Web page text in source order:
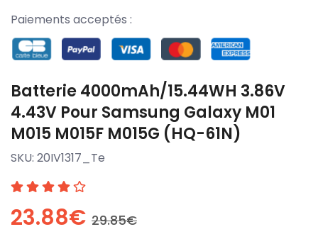
Paiements acceptés :
Batterie 4000mAh/15.44WH 3.86V
4.43V Pour Samsung Galaxy M01
M015 M015F M015G (HQ-61N)
SKU: 20IV1317_Te
23.88€ 29.85€